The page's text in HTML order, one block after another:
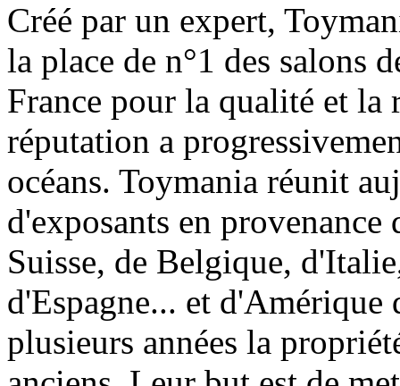
Créé par un expert,
la place de n°1 des salons
France pour la qualité et la
réputation a
océans. Toymania réunit
d'exposants en
Suisse, de Belgique,
d'Espagne... et
plusieurs années la